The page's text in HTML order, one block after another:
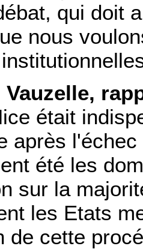
qui doit
nous
Vauzelle,
était
après
été les
sur la
les Etats
de cette